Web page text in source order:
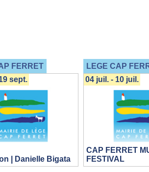
FERRET
| Danielle Bigata
sept.
LEGE CAP
CAP FERRET
FESTIVAL
04 juil. - 10 juil.